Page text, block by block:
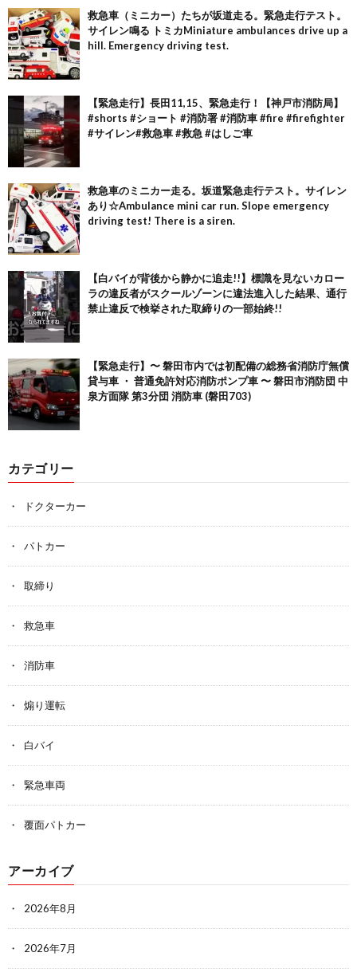
救急車（ミニカー）たちが坂道走る。緊急走行テスト。
サイレン鳴る トミカMiniature ambulances drive up a
hill. Emergency driving test.
【緊急走行】長田11,15、緊急走行！【神戸市消防局】
#shorts #ショート #消防署 #消防車 #fire #firefighter
#サイレン#救急車 #救急 #はしご車
救急車のミニカー走る。坂道緊急走行テスト。サイレン
あり☆Ambulance mini car run. Slope emergency
driving test! There is a siren.
【白バイが背後から静かに追走!!】標識を見ないカロー
ラの違反者がスクールゾーンに違法進入した結果、通行
禁止違反で検挙された取締りの一部始終!!
【緊急走行】〜 磐田市内では初配備の総務省消防庁無償
貸与車 ・ 普通免許対応消防ポンプ車 〜 磐田市消防団 中
泉方面隊 第3分団 消防車 (磐田703)
カテゴリー
ドクターカー
パトカー
取締り
救急車
消防車
煽り運転
白バイ
緊急車両
覆面パトカー
アーカイブ
2026年8月
2026年7月